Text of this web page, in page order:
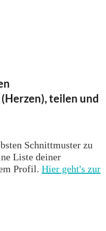
teilen und
Schnittmuster zu
Liste deiner
Profil. Hier geht's zur